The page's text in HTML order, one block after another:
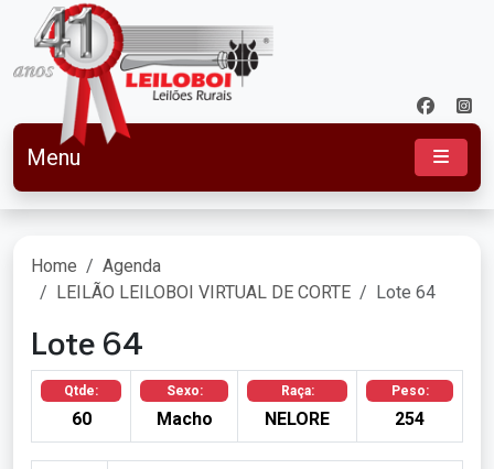
Menu
Home
Agenda
LEILÃO LEILOBOI VIRTUAL DE CORTE
Lote 64
Lote 64
Qtde:
60
Sexo:
Macho
Raça:
NELORE
Peso:
254